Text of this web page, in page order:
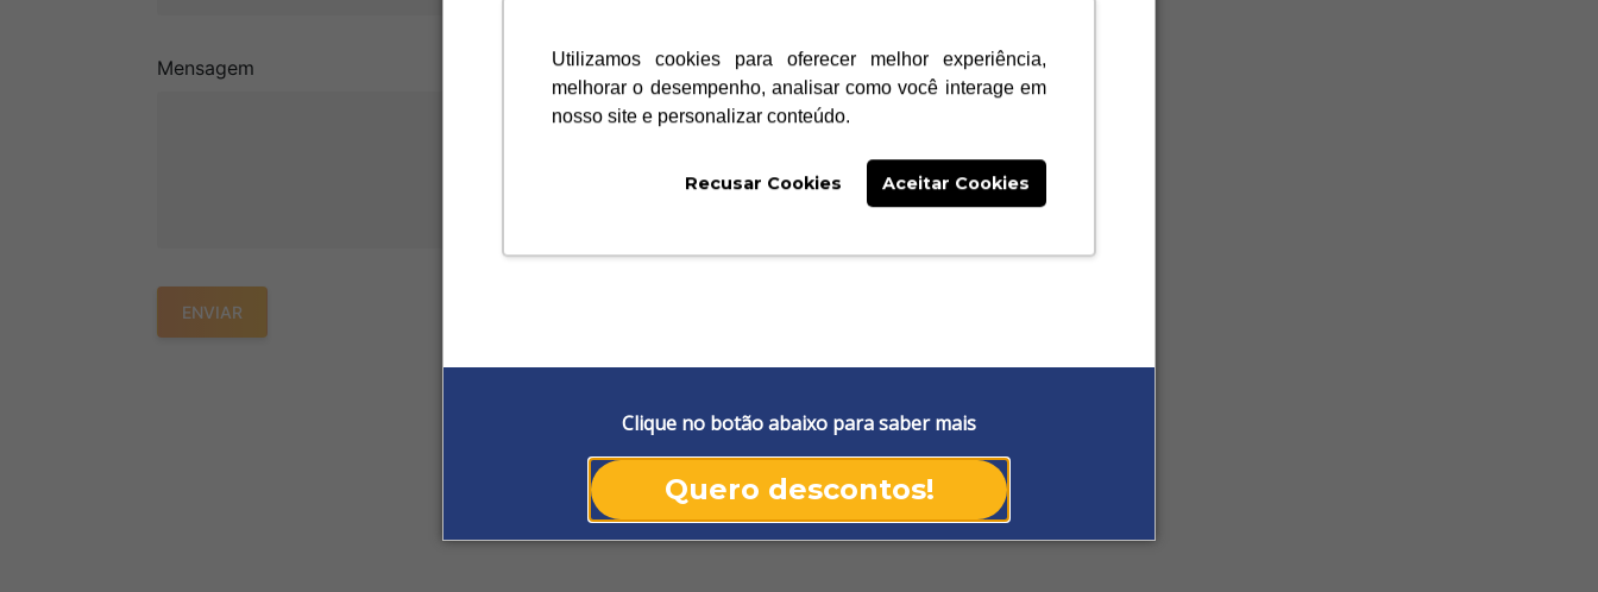
Clique no botão abaixo para saber mais
Quero descontos!
Utilizamos cookies para oferecer melhor experiência,
melhorar o desempenho, analisar como você interage em
nosso site e personalizar conteúdo.
Recusar Cookies Aceitar Cookies
Mensagem
ENVIAR